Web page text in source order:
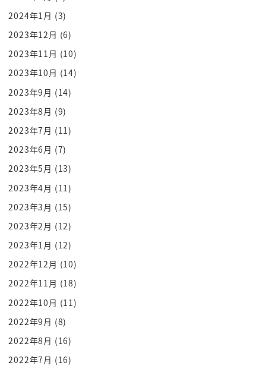
プリオもですね
投資しているお金を打順がヴィーガンになるという
人と米弾ブランドに答申をするって
実家ぷりは巨額をですねビヨンドミートというビー
ガンブランドにもの数を投資して
いる
その上でビルゲイツビルゲイツは投資だけじゃなく
て開発のせる
ベジニートといわれるお肉の代わり植物性のもので
お肉的なものを作るという
まあいろいろなましょう神様姫みたいな話だねって
いうねそういう肉をですねスクール
やってる
世界中度ですね今カルチャーやテクノロジーをリー
ドしてそういう人たちがみんなです
ねこぞって米がになってそしてもう
一番注目されるイベントで便覧料理が提供されてい
る米軍って日中何かじゃないの
違う違う今ものすごい最先端で町
がいなくこれからくっカルチャーであれビジネス
これから来なきゃいけないと思って言えるというお
2024年1月 (3)
2023年12月 (6)
2023年11月 (10)
2023年10月 (14)
2023年9月 (14)
2023年8月 (9)
2023年7月 (11)
2023年6月 (7)
2023年5月 (13)
2023年4月 (11)
2023年3月 (15)
2023年2月 (12)
2023年1月 (12)
2022年12月 (10)
2022年11月 (18)
2022年10月 (11)
2022年9月 (8)
2022年8月 (16)
2022年7月 (16)